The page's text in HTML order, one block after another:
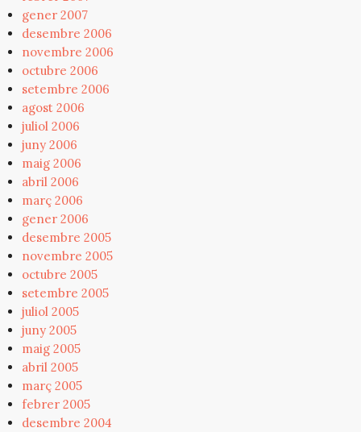
gener 2007
desembre 2006
novembre 2006
octubre 2006
setembre 2006
agost 2006
juliol 2006
juny 2006
maig 2006
abril 2006
març 2006
gener 2006
desembre 2005
novembre 2005
octubre 2005
setembre 2005
juliol 2005
juny 2005
maig 2005
abril 2005
març 2005
febrer 2005
desembre 2004